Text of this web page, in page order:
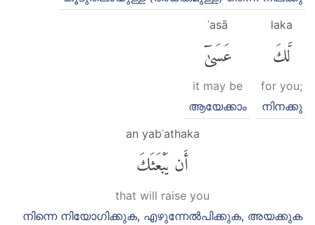
laka
لَّكَ
for you;
നിനക്കു
ʿasā
عَسَىٰٓ
it may be
ആയേക്കാം
an yabʿathaka
أَن يَبْعَثَكَ
that will raise you
നിന്നെ നിയോഗിക്കുക, എഴുന്നേല്‍പിക്കുക, അയക്കുക